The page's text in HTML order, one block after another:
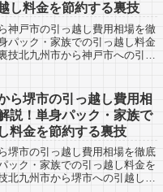
し料金を節約する裏技
神戸市の引っ越し費用相場を徹
パック・家族での引っ越し料金
技北九州市から神戸市への引越
までは約510km。荷物の到...
ら堺市の引っ越し費用相
説！単身パック・家族で
料金を節約する裏技
堺市の引っ越し費用相場を徹底
ック・家族での引っ越し料金を
北九州市から堺市への引越し口